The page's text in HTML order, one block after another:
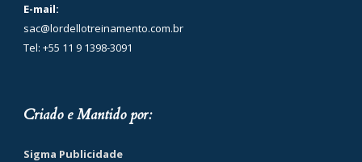
E-mail:
sac@lordellotreinamento.com.br
Tel: +55 11 9 1398-3091
Criado e Mantido por:
Sigma Publicidade